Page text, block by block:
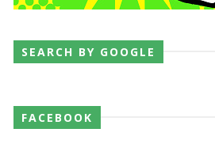
AEW Collision 25 JULY 2026
SEARCH BY GOOGLE
FACEBOOK